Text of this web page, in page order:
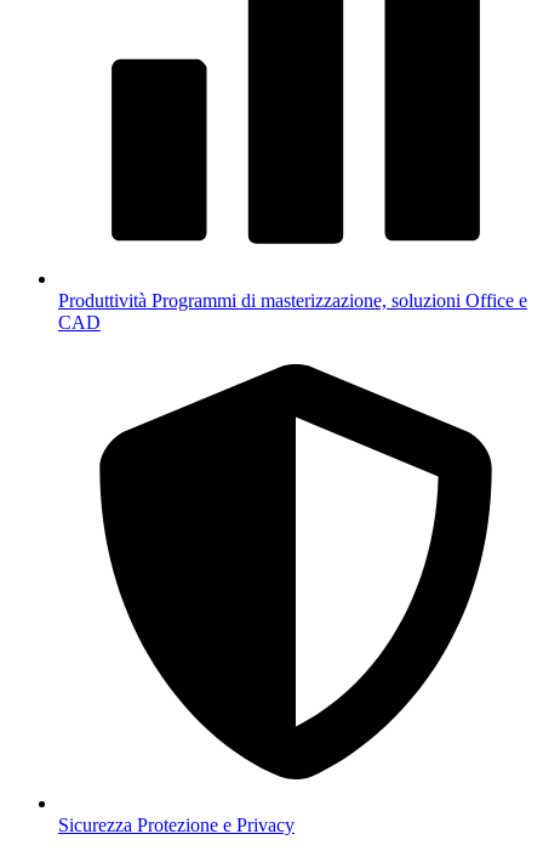
Produttività Programmi di masterizzazione, soluzioni Office e
CAD
Sicurezza Protezione e Privacy